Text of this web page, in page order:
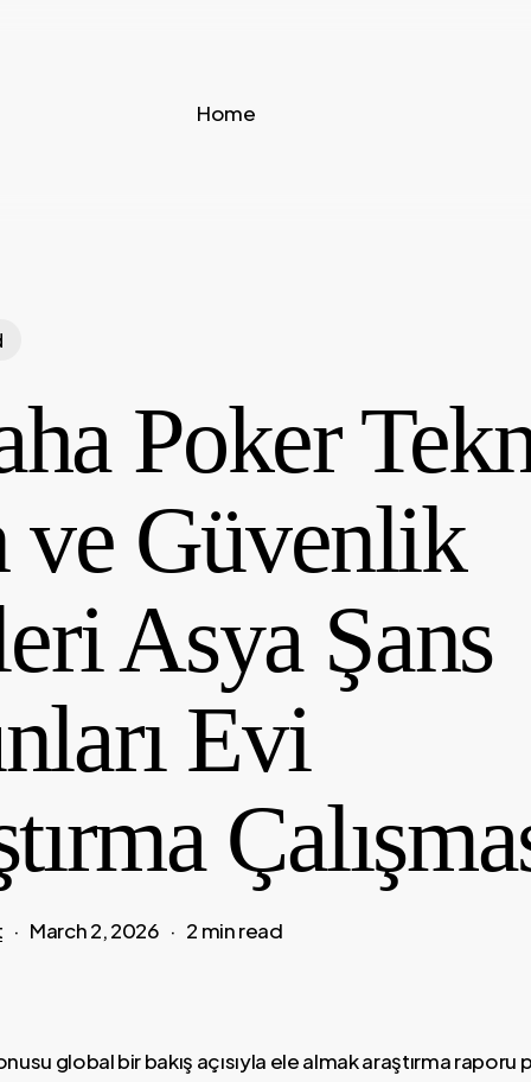
Home
Poker
ve Güvenlik
Asya Şans
Evi
March 2, 2026 2 min read
global bir bakış açısıyla ele almak araştırma